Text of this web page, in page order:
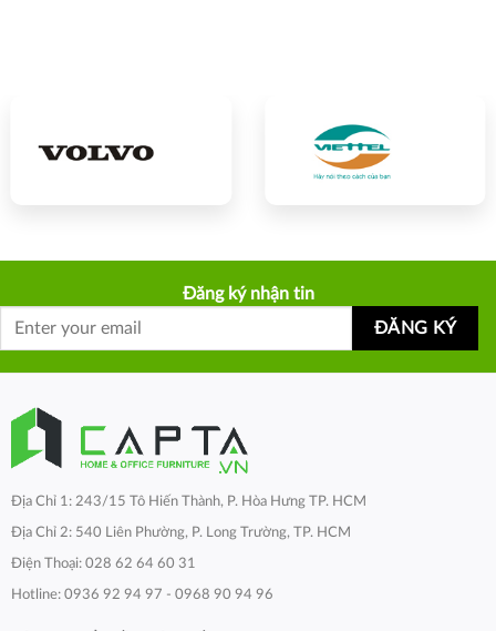
Đăng ký nhận tin
Địa Chỉ 1: 243/15 Tô Hiến Thành, P. Hòa Hưng TP. HCM
Địa Chỉ 2: 540 Liên Phường, P. Long Trường, TP. HCM
Điện Thoại: 028 62 64 60 31
Hotline: 0936 92 94 97 - 0968 90 94 96